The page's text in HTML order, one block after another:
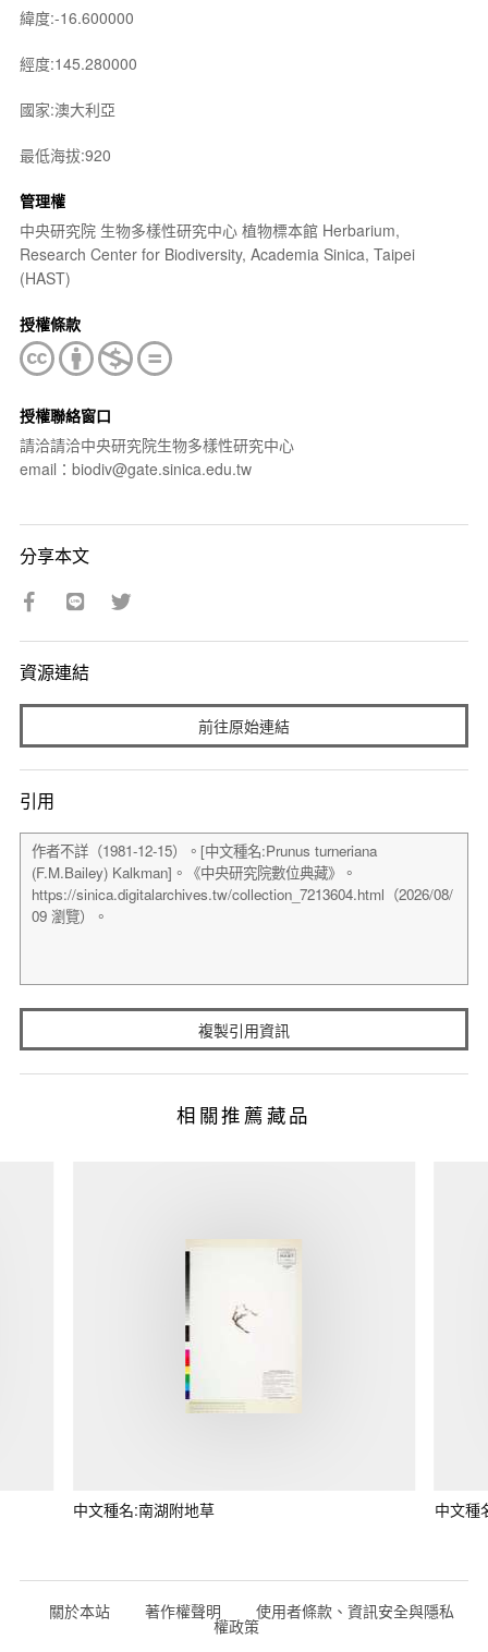
緯度:-16.600000
經度:145.280000
國家:澳大利亞
最低海拔:920
管理權
中央研究院 生物多樣性研究中心 植物標本館 Herbarium,
Research Center for Biodiversity, Academia Sinica, Taipei
(HAST)
授權條款
授權聯絡窗口
請洽請洽中央研究院生物多樣性研究中心
email：biodiv@gate.sinica.edu.tw
分享本文
資源連結
前往原始連結
引用
複製引用資訊
相關推薦藏品
中文種名:南湖附地草 中文種
關於本站 著作權聲明 使用者條款、資訊安全與隱私
權政策